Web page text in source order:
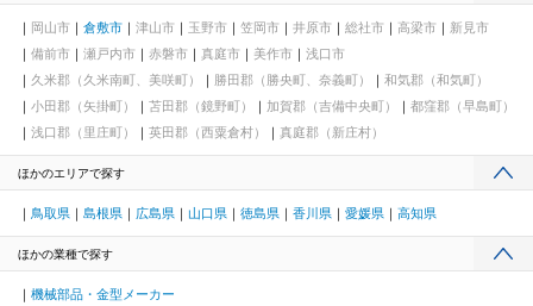
岡山市 倉敷市 津山市 玉野市 笠岡市 井原市 総社市 高梁市
新見市
備前市
瀬戸内市 赤磐市 真庭市 美作市
浅口市
久米郡（久米南町、美咲町）
勝田郡（勝央町、奈義町）
和気郡（和気町）
小田郡（矢掛町）
苫田郡（鏡野町） 加賀郡（吉備中央町）
都窪郡（早島町）
浅口郡（里庄町）
英田郡（西粟倉村） 真庭郡（新庄村）
ほかのエリアで探す
鳥取県 島根県 広島県 山口県 徳島県 香川県 愛媛県 高知県
ほかの業種で探す
機械部品・金型メーカー